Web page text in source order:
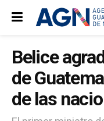
Belice
de
de las